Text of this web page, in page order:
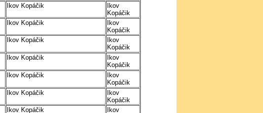
Ikov Kopáčik
Ikov
Kopáčik
Ikov Kopáčik
Ikov
Kopáčik
Ikov Kopáčik
Ikov
Kopáčik
Ikov Kopáčik
Ikov
Kopáčik
Ikov Kopáčik
Ikov
Kopáčik
Ikov Kopáčik
Ikov
Kopáčik
Ikov Kopáčik Ikov